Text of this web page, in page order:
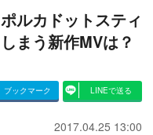
ルカドットスティ
まう新作MVは？
ブックマーク LINEで送る
2017.04.25 13:00